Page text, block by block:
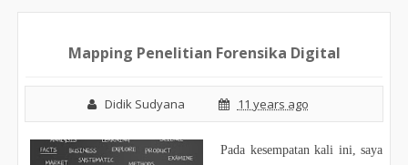
Mapping Penelitian Forensika Digital
Didik Sudyana 11 years ago
Pada kesempatan kali ini, saya